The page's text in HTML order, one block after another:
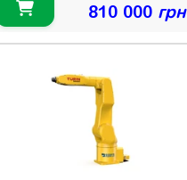
810 000 грн